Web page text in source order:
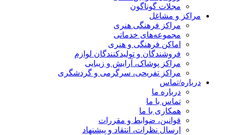
مجلات گوناگون
مراکز و مشاغل
مراکز فرهنگی هنری
مجموعه‌های خدماتی
اماکن فرهنگی و هنری
فروشندگان و تولیدکنندگان لوازم
مراکز پوشاک، آرایش و زیبایی
مراکز تفریحی، سرگرمی و گردشگری
درباره/تماس
درباره ما
تماس با ما
همکاری با ما
قوانین، ضوابط و مقررات
ارسال نظرات، انتقاد و پیشنهاد